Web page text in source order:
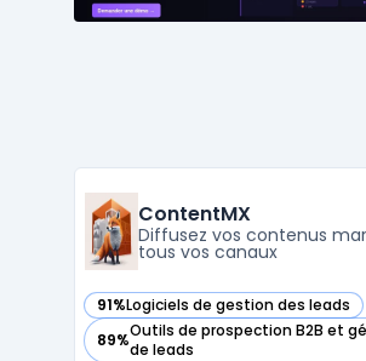
ContentMX
Diffusez vos contenus
tous vos canaux
91%Logiciels de gestion des leads
— voir ContentMX dans cette
89%Outils de prospection B2B et
de leads
— voir ContentMX dans cette